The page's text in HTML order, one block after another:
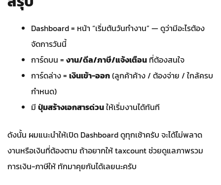
Dashboard = หน้า “เริ่มต้นวันทำงาน” — ดูว่ามีอะไรต้อง
จัดการวันนี้
การ์ดบน = งาน/ดีล/ภาษี/แจ้งเตือน ที่ต้องสนใจ
การ์ดล่าง = เงินเข้า-ออก(ลูกค้าค้าง / ต้องจ่าย / ใกล้ครบ
กำหนด)
มี ปุ่มสร้างเอกสารด่วนให้เริ่มงานได้ทันที
ดังนั้น ผมแนะนำให้เปิด Dashboard ดูทุกเช้าครับ จะได้ไม่พลาด
งานหรือเงินที่ต้องตาม ถ้าอยากให้ taxcount ช่วยดูแลภาพรวม
การเงิน-ภาษีให้ ทักมาคุยกันได้เลยนะครับ